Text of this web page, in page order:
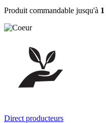
Produit commandable jusqu'à 1
Direct producteurs